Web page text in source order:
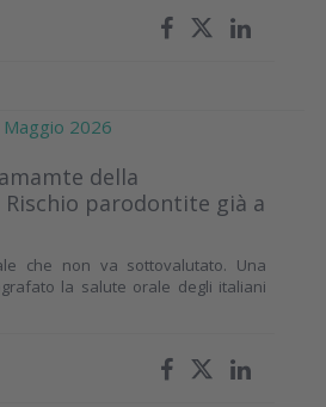
2026
della
Rischio parodontite già a
che non va sottovalutato. Una
la salute orale degli italiani